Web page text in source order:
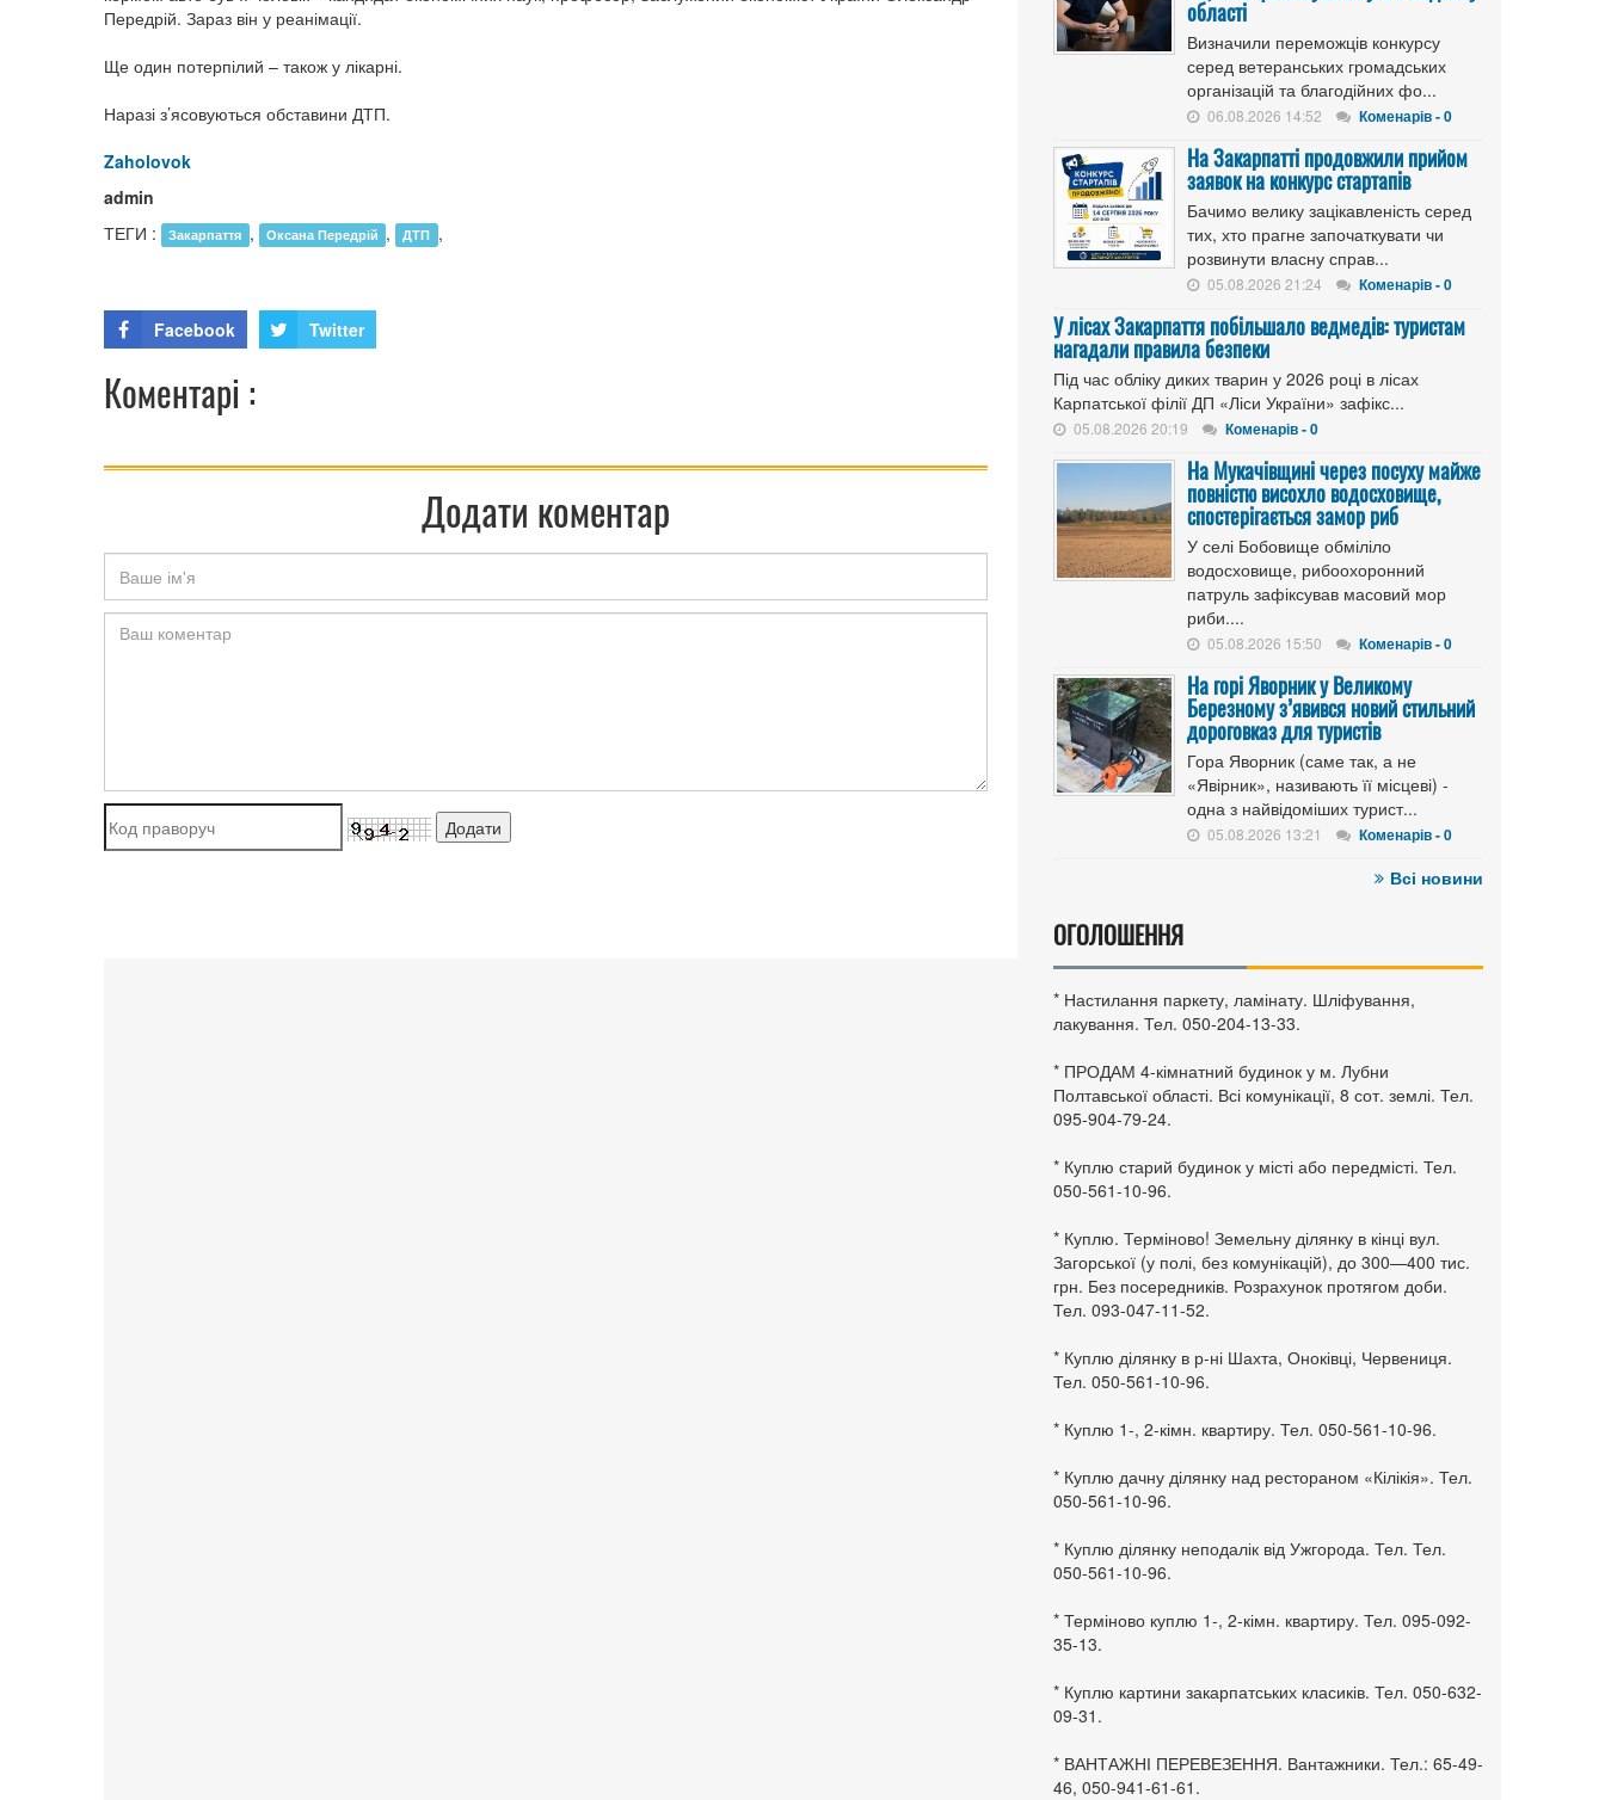
Передрій. Зараз він у реанімації.
Ще один потерпілий – також у лікарні.
Наразі з’ясовуються обставини ДТП.
Zaholovok
admin
ТЕГИ :
Закарпаття , Оксана Передрій , ДТП ,
Facebook Twitter
Коментарі :
Додати коментар
області
Визначили переможців конкурсу
серед ветеранських громадських
організацій та благодійних фо...
06.08.2026 14:52 Коменарів - 0
На Закарпатті продовжили прийом
заявок на конкурс стартапів
Бачимо велику зацікавленість серед
тих, хто прагне започаткувати чи
розвинути власну справ...
05.08.2026 21:24 Коменарів - 0
У лісах Закарпаття побільшало ведмедів: туристам
нагадали правила безпеки
Під час обліку диких тварин у 2026 році в лісах
Карпатської філії ДП «Ліси України» зафікс...
05.08.2026 20:19 Коменарів - 0
На Мукачівщині через посуху майже
повністю висохло водосховище,
спостерігається замор риб
У селі Бобовище обміліло
водосховище, рибоохоронний
патруль зафіксував масовий мор
риби....
05.08.2026 15:50 Коменарів - 0
На горі Яворник у Великому
Березному з’явився новий стильний
дороговказ для туристів
Гора Яворник (саме так, а не
«Явірник», називають її місцеві) -
одна з найвідоміших турист...
05.08.2026 13:21 Коменарів - 0
Всі новини
ОГОЛОШЕННЯ
* Настилання паркету, ламінату. Шліфування,
лакування. Тел. 050-204-13-33.
* ПРОДАМ 4-кімнатний будинок у м. Лубни
Полтавської області. Всі комунікації, 8 сот. землі. Тел.
095-904-79-24.
* Куплю старий будинок у місті або передмісті. Тел.
050-561-10-96.
* Куплю. Терміново! Земельну ділянку в кінці вул.
Загорської (у полі, без комунікацій), до 300—400 тис.
грн. Без посередників. Розрахунок протягом доби.
Тел. 093-047-11-52.
* Куплю ділянку в р-ні Шахта, Оноківці, Червениця.
Тел. 050-561-10-96.
* Куплю 1-, 2-кімн. квартиру. Тел. 050-561-10-96.
* Куплю дачну ділянку над рестораном «Кілікія». Тел.
050-561-10-96.
* Куплю ділянку неподалік від Ужгорода. Тел. Тел.
050-561-10-96.
* Терміново куплю 1-, 2-кімн. квартиру. Тел. 095-092-
35-13.
* Куплю картини закарпатських класиків. Тел. 050-632-
09-31.
* ВАНТАЖНІ ПЕРЕВЕЗЕННЯ. Вантажники. Тел.: 65-49-
46, 050-941-61-61.